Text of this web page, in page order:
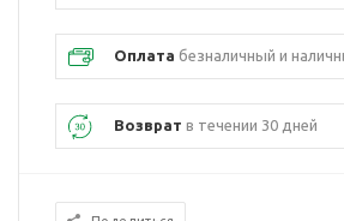
Оплата безналичный и
Возврат в течении 30 дней